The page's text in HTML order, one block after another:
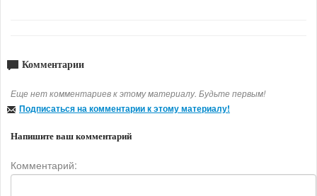
Комментарии
Еще нет комментариев к этому материалу. Будьте первым!
Подписаться на комментарии к этому материалу!
Напишите ваш комментарий
Комментарий: